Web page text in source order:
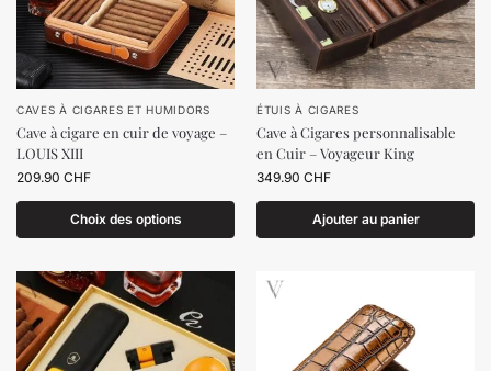
CAVES À CIGARES ET HUMIDORS
Cave à cigare en cuir de voyage –
LOUIS XIII
209.90 CHF
Choix des options
ÉTUIS À CIGARES
Cave à Cigares personnalisable
en Cuir – Voyageur King
349.90 CHF
Ajouter au panier